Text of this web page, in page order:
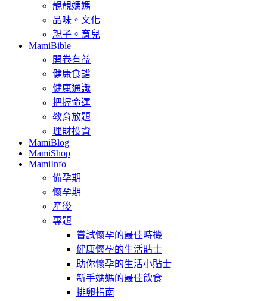
靚靚媽媽
品味。文化
親子。育兒
MamiBible
開卷有益
健康食譜
健康通識
把握命運
教育放題
理財投資
MamiBlog
MamiShop
MamiInfo
備孕期
懷孕期
產後
專題
嘗試懷孕的最佳時機
健康懷孕的生活貼士
助你懷孕的生活小貼士
新手媽媽的最佳飲食
排卵指南